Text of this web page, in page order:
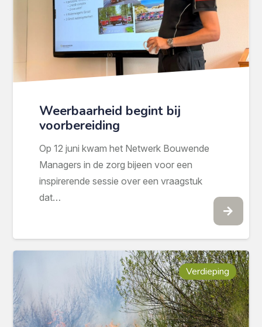
Weerbaarheid begint bij
voorbereiding
Op 12 juni kwam het Netwerk Bouwende
Managers in de zorg bijeen voor een
inspirerende sessie over een vraagstuk
dat…
Verdieping